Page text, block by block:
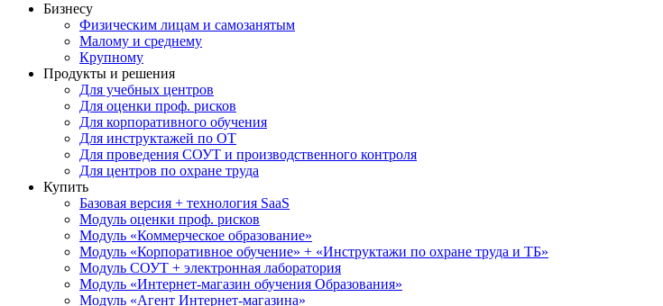
Бизнесу
Физическим лицам и самозанятым
Малому и среднему
Крупному
Продукты и решения
Для учебных центров
Для оценки проф. рисков
Для корпоративного обучения
Для инструктажей по ОТ
Для проведения СОУТ и производственного контроля
Для центров по охране труда
Купить
Базовая версия + технология SaaS
Модуль оценки проф. рисков
Модуль «Коммерческое образование»
Модуль «Корпоративное обучение» + «Инструктажи по охране труда и ТБ»
Модуль СОУТ + электронная лаборатория
Модуль «Интернет-магазин обучения Образования»
Модуль «Агент Интернет-магазина»